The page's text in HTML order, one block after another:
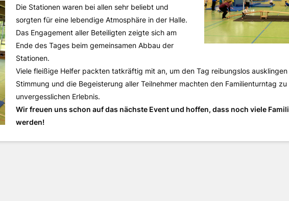
Die Stationen waren bei allen sehr beliebt und
sorgten für eine lebendige Atmosphäre in der Halle.
Das Engagement aller Beteiligten zeigte sich am
Ende des Tages beim gemeinsamen Abbau der
Stationen.
Viele fleißige Helfer packten tatkräftig mit an, um den Tag reibungslos
Stimmung und die Begeisterung aller Teilnehmer machten den Familienturntag zu
unvergesslichen Erlebnis.
Wir freuen uns schon auf das nächste Event und hoffen, dass noch viele
werden!